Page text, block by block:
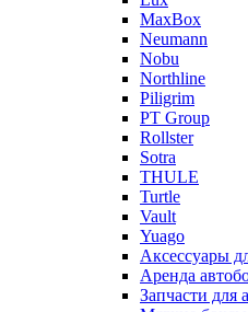
MaxBox
Neumann
Nobu
Northline
Piligrim
PT Group
Rollster
Sotra
THULE
Turtle
Vault
Yuago
Аксессуары
Аренда
Запчасти для